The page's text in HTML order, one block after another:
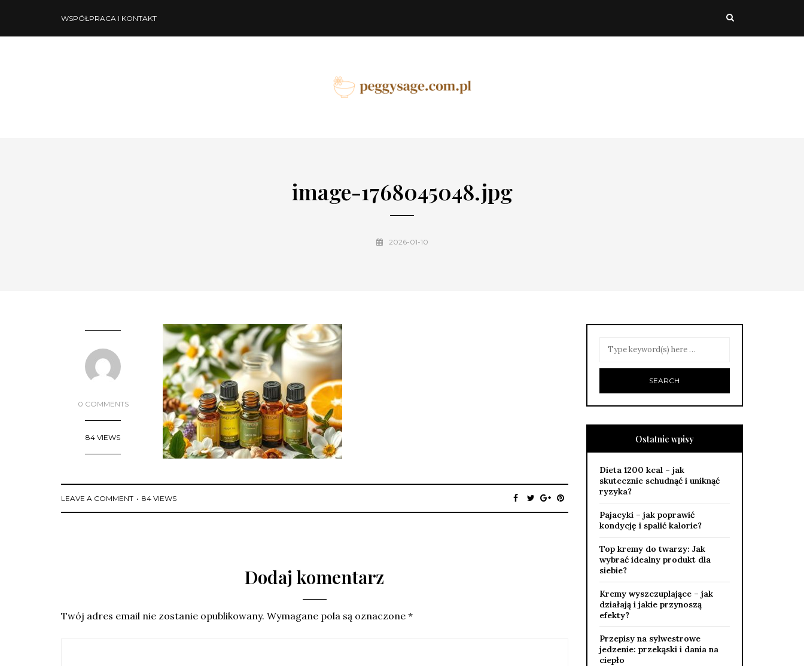
WSPÓŁPRACA I KONTAKT
image-1768045048.jpg
2026-01-10
0 COMMENTS
84 VIEWS
LEAVE A COMMENT 84 VIEWS
Dodaj komentarz
Twój adres email nie zostanie opublikowany. Wymagane pola są oznaczone *
Ostatnie wpisy
Dieta 1200 kcal – jak
skutecznie schudnąć i uniknąć
ryzyka?
Pajacyki – jak poprawić
kondycję i spalić kalorie?
Top kremy do twarzy: Jak
wybrać idealny produkt dla
siebie?
Kremy wyszczuplające – jak
działają i jakie przynoszą
efekty?
Przepisy na sylwestrowe
jedzenie: przekąski i dania na
ciepło